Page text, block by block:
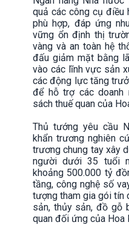
quả các công cụ điều
phù hợp, đáp ứng
vững ổn định thị
vàng và an toàn hệ
đấu giảm mặt bằng
vào các lĩnh vực sản
các động lực tăng
để hỗ trợ các doanh
sách thuế quan của
Thủ tướng yêu cầu
khẩn trương nghiên
trương chung tay xây
người dưới 35 tuổi
khoảng 500.000 tỷ
tầng, công nghệ số
tượng tham gia gói tín
sản, thủy sản, đồ gỗ
quan đối ứng của Hoa